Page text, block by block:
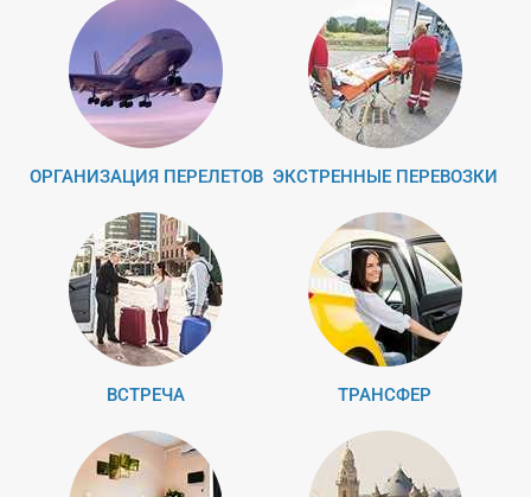
ОРГАНИЗАЦИЯ ПЕРЕЛЕТОВ ЭКСТРЕННЫЕ ПЕРЕВОЗКИ
ВСТРЕЧА ТРАНСФЕР